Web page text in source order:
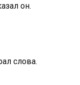
он.
слова.